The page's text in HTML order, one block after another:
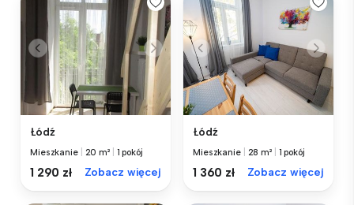
Łódź
Mieszkanie 20 m² 1 pokój
1 290 zł Zobacz więcej
Łódź
Mieszkanie 28 m² 1 pokój
1 360 zł Zobacz więcej